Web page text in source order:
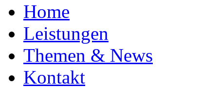
Home
Leistungen
Themen & News
Kontakt